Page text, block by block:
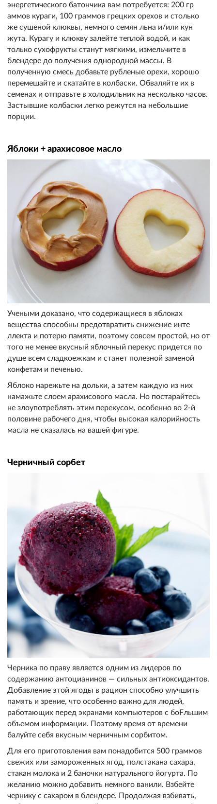
энергетического батончика вам потребуется: 200 гр
аммов кураги, 100 граммов грецких орехов и столько
же сушеной клюквы, немного семян льна и/или кун
жута. Курагу и клюкву залейте теплой водой, и как
только сухофрукты станут мягкими, измельчите в
блендере до получения однородной массы. В
полученную смесь добавьте рубленые орехи, хорошо
перемешайте и скатайте в колбаски. Обваляйте их в
семенах и отправьте в холодильник на несколько часов.
Застывшие колбаски легко режутся на небольшие
порции.
Яблоки + арахисовое масло
Учеными доказано, что содержащиеся в яблоках
вещества способны предотвратить снижение инте
ллекта и потерю памяти, поэтому совсем простой, но от
того не менее вкусный яблочный перекус придется по
душе всем сладкоежкам и станет полезной заменой
конфетам и печенью.
Яблоко нарежьте на дольки, а затем каждую из них
намажьте слоем арахисового масла. Но постарайтесь
не злоупотреблять этим перекусом, особенно во 2-й
половине рабочего дня, чтобы высокая калорийность
масла не сказалась на вашей фигуре.
Черничный сорбет
Черника по праву является одним из лидеров по
содержанию антоцианинов — сильных антиоксидантов.
Добавление этой ягоды в рацион способно улучшить
память и зрение, что особенно важно для людей,
работающих перед экранами компьютеров с боFльшим
объемом информации. Поэтому время от времени
балуйте себя вкусным черничным сорбитом.
Для его приготовления вам понадобится 500 граммов
свежих или замороженных ягод, полстакана сахара,
стакан молока и 2 баночки натурального йогурта. По
желанию можно добавить немного ванили. Взбейте
чернику с сахаром в блендере. Продолжая взбивать,